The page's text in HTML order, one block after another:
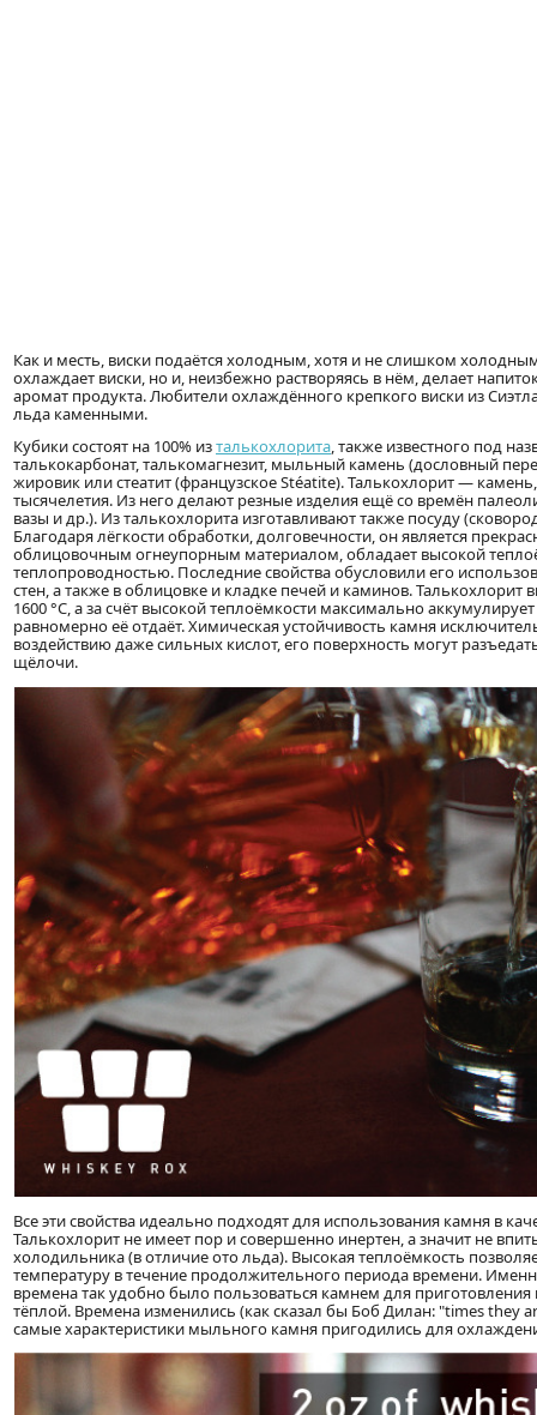
Как и месть, виски подаётся холодным, хотя и не слишком
охлаждает виски, но и, неизбежно растворяясь в нём, делает
аромат продукта. Любители охлаждённого крепкого виски из
льда каменными.
Кубики состоят на 100% изталькохлорита, также известного под
талькокарбонат, талькомагнезит, мыльный камень (дословный
жировик или стеатит (французское Stéatite). Талькохлорит —
тысячелетия. Из него делают резные изделия ещё со времён
вазы и др.). Из талькохлорита изготавливают также посуду
Благодаря лёгкости обработки, долговечности, он является
облицовочным огнеупорным материалом, обладает высокой
теплопроводностью. Последние свойства обусловили его
стен, а также в облицовке и кладке печей и каминов. Талькохлорит
1600 °C, а за счёт высокой теплоёмкости максимально
равномерно её отдаёт. Химическая устойчивость камня
воздействию даже сильных кислот, его поверхность могут
щёлочи.
Все эти свойства идеально подходят для использования камня в
Талькохлорит не имеет пор и совершенно инертен, а значит не
холодильника (в отличие ото льда). Высокая теплоёмкость
температуру в течение продолжительного периода времени.
времена так удобно было пользоваться камнем для
тёплой. Времена изменились (как сказал бы Боб Дилан: "times they
самые характеристики мыльного камня пригодились для